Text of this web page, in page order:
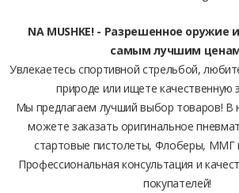
NA MUSHKE! - Разрешенное оружие
самым лучшим
Увлекаетесь спортивной стрельбой,
природе или ищете качественную
Мы предлагаем лучший выбор товаров! В
можете заказать оригинальное
стартовые пистолеты, Флоберы, ММГ
Профессиональная консультация и
покупателей!